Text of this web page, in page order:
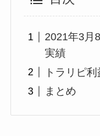
2021年3月
実績
トラリピ
まとめ